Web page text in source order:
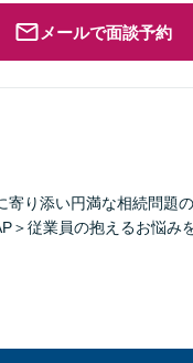
メールで面談予約
寄り添い円満な相続問題
＞従業員の抱えるお悩み